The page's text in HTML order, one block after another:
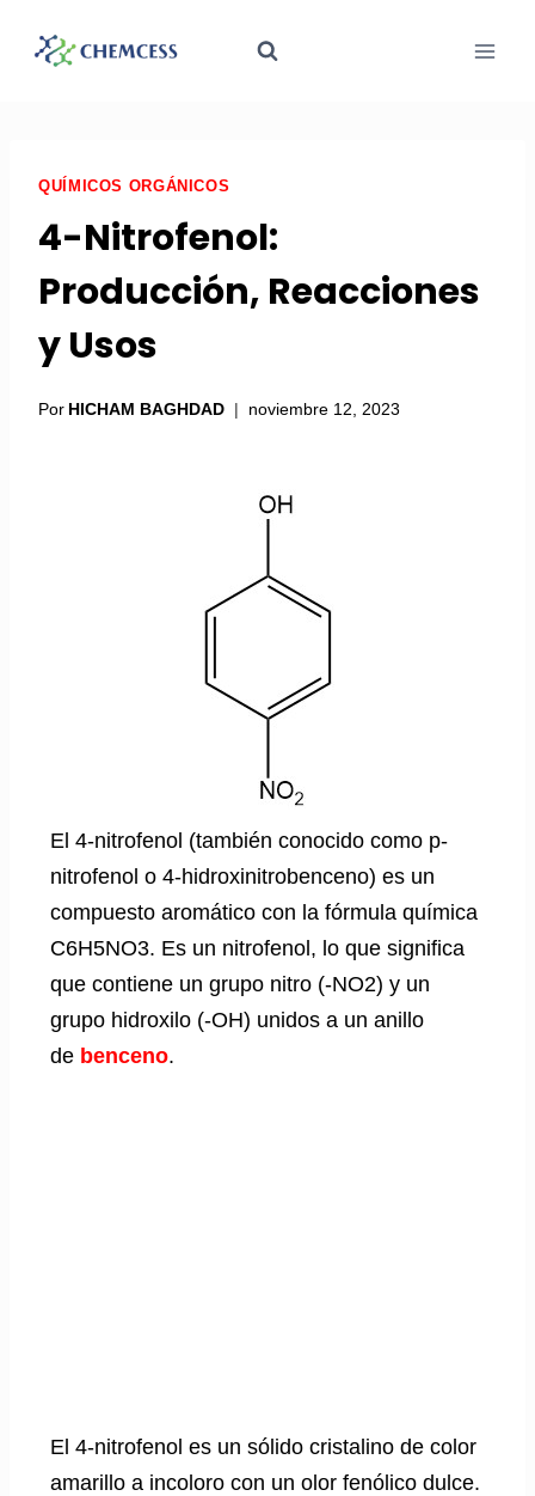
QUÍMICOS ORGÁNICOS
4-Nitrofenol:
Producción, Reacciones
y Usos
Por HICHAM BAGHDAD noviembre 12, 2023
El 4-nitrofenol (también conocido como p-
nitrofenol o 4-hidroxinitrobenceno) es un
compuesto aromático con la fórmula química
C6H5NO3. Es un nitrofenol, lo que significa
que contiene un grupo nitro (-NO2) y un
grupo hidroxilo (-OH) unidos a un anillo
de benceno.
El 4-nitrofenol es un sólido cristalino de color
amarillo a incoloro con un olor fenólico dulce.